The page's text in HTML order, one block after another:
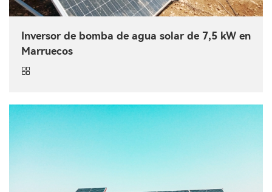
Inversor de bomba de agua solar de 7,5 kW en
Marruecos